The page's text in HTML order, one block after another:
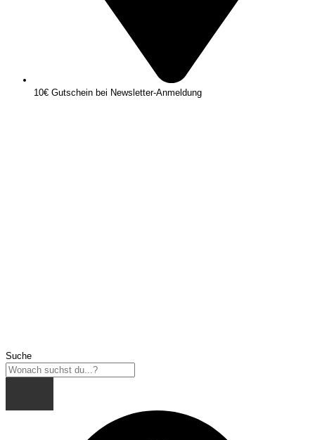
10€ Gutschein bei Newsletter-Anmeldung
Suche